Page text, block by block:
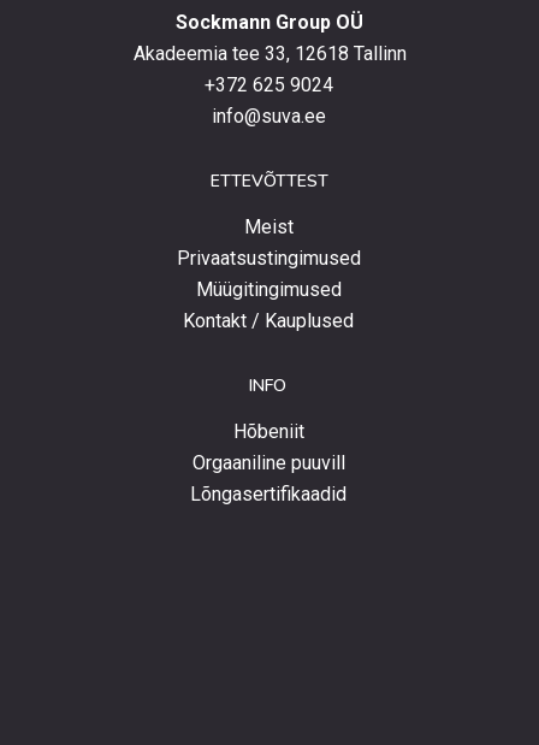
Sockmann Group OÜ
Akadeemia tee 33, 12618 Tallinn
+372 625 9024
info@suva.ee
ETTEVÕTTEST
Meist
Privaatsustingimused
Müügitingimused
Kontakt / Kauplused
INFO
Hõbeniit
Orgaaniline puuvill
Lõngasertifikaadid